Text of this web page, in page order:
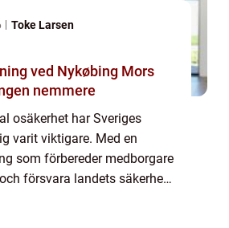
Toke Larsen
ved Nykøbing Mors
nemmere
osäkerhet har Sveriges
varit viktigare. Med en
som förbereder medborgare
försvara landets säkerhet